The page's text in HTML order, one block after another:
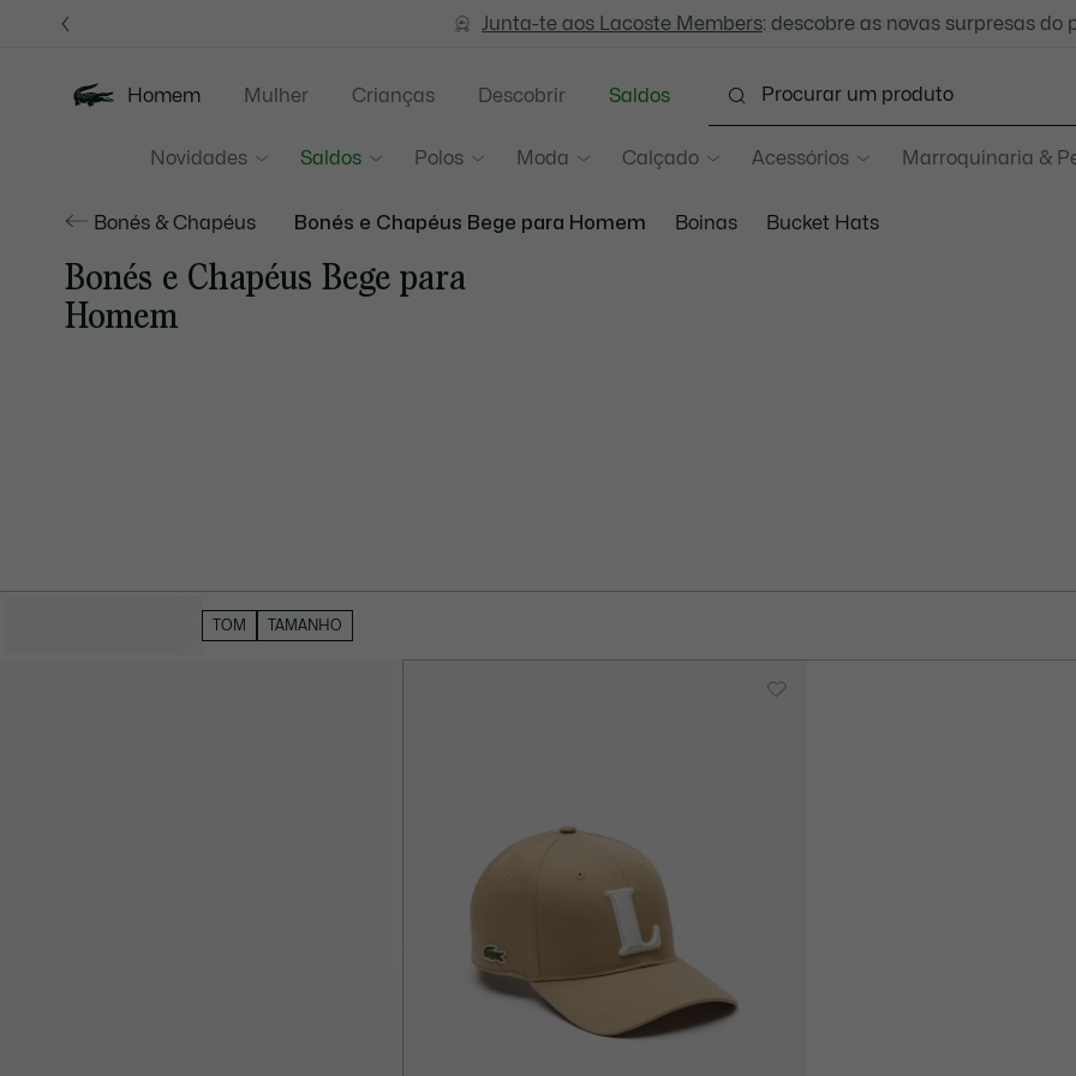
informação
Trocas gratuitasno prazo de 30 dias.*
Junta-te aos Lacoste Members: descobre as novas surpresas do
Homem
Novidades Saldos Polos Moda Calçado Acessórios Marroquinaria &
Mulher Crianças Descobrir Saldos
Bonés & Chapéus Bonés e Chapéus Bege para Homem Boinas Bucket Hats
Bonés e Chapéus Bege para
Homem
TOM TAMANHO